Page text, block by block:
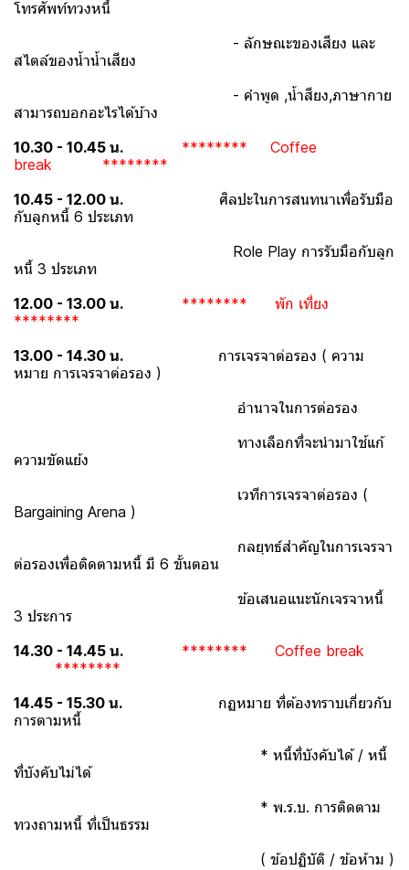
โทรศัพท์ทวงหนี้
- ลักษณะของเสียง และ
สไตล์ของน้ำน้ำเสียง
- คำพูด ,น้ำสียง,ภาษากาย
สามารถบอกอะไรได้บ้าง
10.30 - 10.45 น.
******** Coffee
break ********
10.45 - 12.00 น. ศิลปะในการสนทนาเพื่อรับมือ
กับลูกหนี้ 6 ประเภท
Role Play การรับมือกับลูก
หนี้ 3 ประเภท
12.00 - 13.00 น.
******** พัก เที่ยง
********
13.00 - 14.30 น.
การเจรจาต่อรอง ( ความ
หมาย การเจรจาต่อรอง )
อำนาจในการต่อรอง
ทางเลือกที่จะนำมาใช้แก้
ความขัดแย้ง
เวทีการเจรจาต่อรอง (
Bargaining Arena )
กลยุทธ์สำคัญในการเจรจา
ต่อรองเพื่อติดตามหนี้ มี 6 ขั้นตอน
ข้อเสนอแนะนักเจรจาหนี้
3 ประการ
14.30 - 14.45 น.
******** Coffee break
********
14.45 - 15.30 น. กฏหมาย ที่ต้องทราบเกี่ยวกับ
การตามหนี้
* หนี้ที่บังคับได้ / หนี้
ที่บังคับไม่ได้
* พ.ร.บ. การติดตาม
ทวงถามหนี้ ที่เป็นธรรม
( ข้อปฏิบัติ / ข้อห้าม )